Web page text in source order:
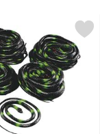
Merkitse